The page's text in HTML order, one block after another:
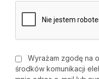
Wyrażam zgodę na
środków komunikacji